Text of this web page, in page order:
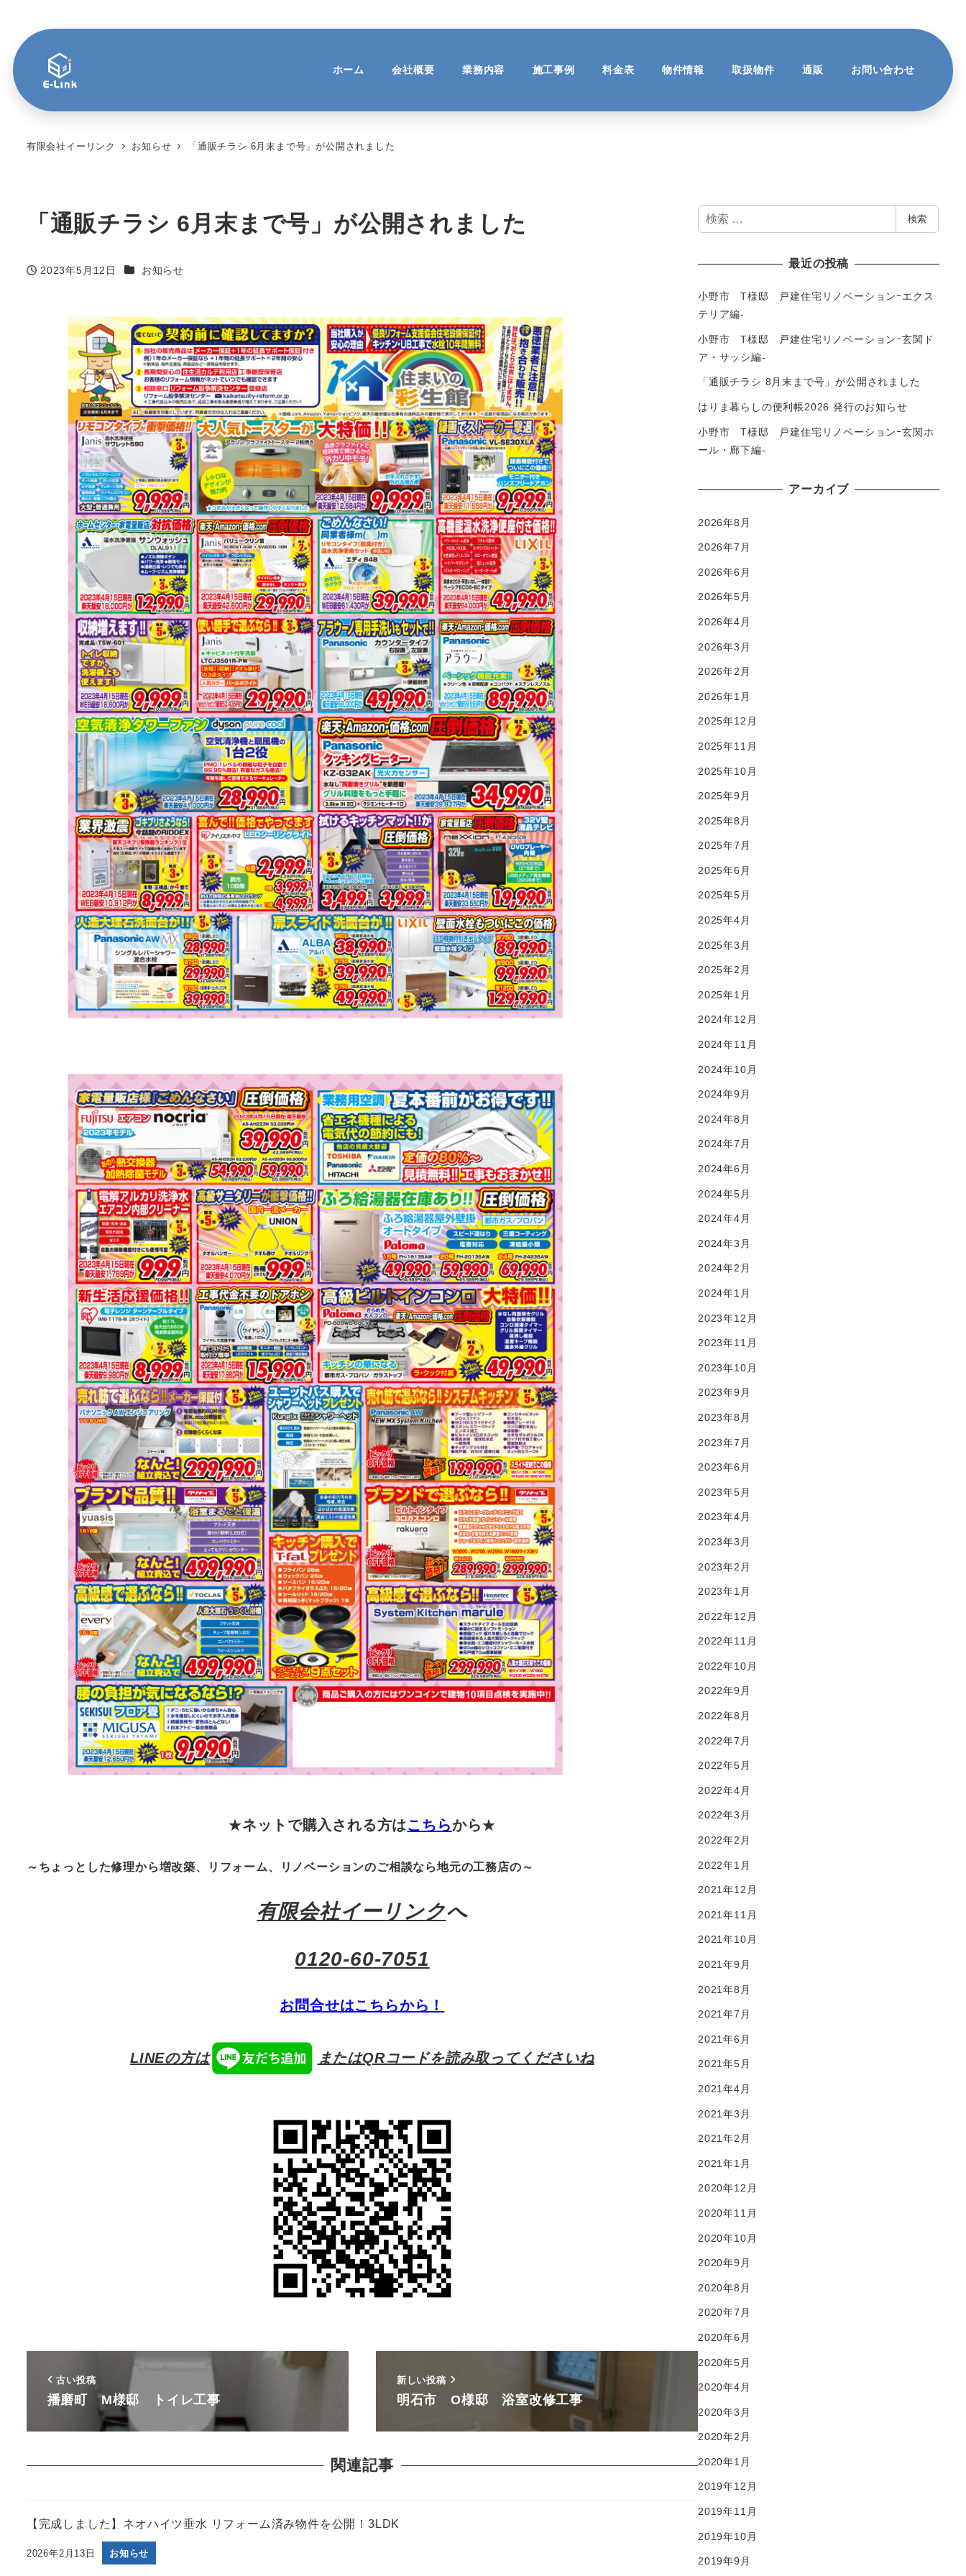
ホーム 会社概要 業務内容 施工事例 料金表 物件情報 取扱物件 通販 お問い合わせ
有限会社イーリンク お知らせ 「通販チラシ 6月末まで号」が公開されました
「通販チラシ 6月末まで号」が公開されました
投稿日
2023年5月12日 カテゴリー
お知らせ
★ネットで購入される方はこちらから★
～ちょっとした修理から増改築、リフォーム、リノベーションのご相談なら地元の工務店の～
有限会社イーリンクへ
0120-60-7051
お問合せはこちらから！
LINEの方は またはQRコードを読み取ってくださいね
古い投稿
播磨町 M様邸 トイレ工事
新しい投稿
明石市 O様邸 浴室改修工事
関連記事
【完成しました】ネオハイツ垂水 リフォーム済み物件を公開！3LDK
2026年2月13日 お知らせ
検
索
検索
最近の投稿
小野市 T様邸 戸建住宅リノベーションｰエクス
テリア編-
小野市 T様邸 戸建住宅リノベーションｰ玄関ド
ア・サッシ編-
「通販チラシ 8月末まで号」が公開されました
はりま暮らしの便利帳2026 発行のお知らせ
小野市 T様邸 戸建住宅リノベーションｰ玄関ホ
ール・廊下編-
アーカイブ
2026年8月
2026年7月
2026年6月
2026年5月
2026年4月
2026年3月
2026年2月
2026年1月
2025年12月
2025年11月
2025年10月
2025年9月
2025年8月
2025年7月
2025年6月
2025年5月
2025年4月
2025年3月
2025年2月
2025年1月
2024年12月
2024年11月
2024年10月
2024年9月
2024年8月
2024年7月
2024年6月
2024年5月
2024年4月
2024年3月
2024年2月
2024年1月
2023年12月
2023年11月
2023年10月
2023年9月
2023年8月
2023年7月
2023年6月
2023年5月
2023年4月
2023年3月
2023年2月
2023年1月
2022年12月
2022年11月
2022年10月
2022年9月
2022年8月
2022年7月
2022年5月
2022年4月
2022年3月
2022年2月
2022年1月
2021年12月
2021年11月
2021年10月
2021年9月
2021年8月
2021年7月
2021年6月
2021年5月
2021年4月
2021年3月
2021年2月
2021年1月
2020年12月
2020年11月
2020年10月
2020年9月
2020年8月
2020年7月
2020年6月
2020年5月
2020年4月
2020年3月
2020年2月
2020年1月
2019年12月
2019年11月
2019年10月
2019年9月